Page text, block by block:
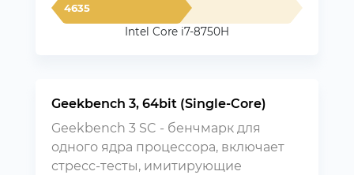
4635
Intel Core i7-8750H
Geekbench 3, 64bit (Single-Core)
Geekbench 3 SC - бенчмарк для
одного ядра процессора, включает
стресс-тесты, имитирующие